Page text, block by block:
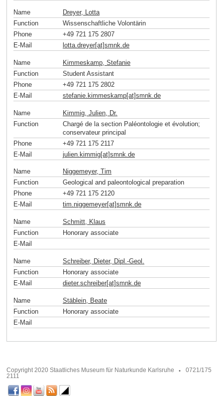
Name
Dreyer, Lotta
Function
Wissenschaftliche Volontärin
Phone
+49 721 175 2807
E-Mail
lotta.dreyer[at]smnk.de
Name
Kimmeskamp, Stefanie
Function
Student Assistant
Phone
+49 721 175 2802
E-Mail
stefanie.kimmeskamp[at]smnk de
Name
Kimmig, Julien, Dr.
Function
Chargé de la section Paléontologie et évolution;
conservateur principal
Phone
+49 721 175 2117
E-Mail
julien.kimmig[at]smnk de
Name
Niggemeyer, Tim
Function
Geological and paleontological preparation
Phone
+49 721 175 2120
E-Mail
tim.niggemeyer[at]smnk.de
Name
Schmitt, Klaus
Function
Honorary associate
E-Mail
Name
Schreiber, Dieter, Dipl.-Geol.
Function
Honorary associate
E-Mail
dieter.schreiber[at]smnk.de
Name
Stäblein, Beate
Function
Honorary associate
E-Mail
Copyright 2020 Staatliches Museum für Naturkunde Karlsruhe
0721/175
2111